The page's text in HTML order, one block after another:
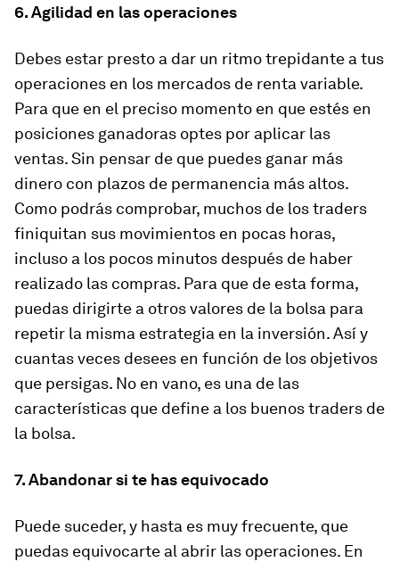
6. Agilidad en las operaciones
Debes estar presto a dar un ritmo trepidante a tus
operaciones en los mercados de renta variable.
Para que en el preciso momento en que estés en
posiciones ganadoras optes por aplicar las
ventas. Sin pensar de que puedes ganar más
dinero con plazos de permanencia más altos.
Como podrás comprobar, muchos de los traders
finiquitan sus movimientos en pocas horas,
incluso a los pocos minutos después de haber
realizado las compras. Para que de esta forma,
puedas dirigirte a otros valores de la bolsa para
repetir la misma estrategia en la inversión. Así y
cuantas veces desees en función de los objetivos
que persigas. No en vano, es una de las
características que define a los buenos traders de
la bolsa.
7. Abandonar si te has equivocado
Puede suceder, y hasta es muy frecuente, que
puedas equivocarte al abrir las operaciones. En